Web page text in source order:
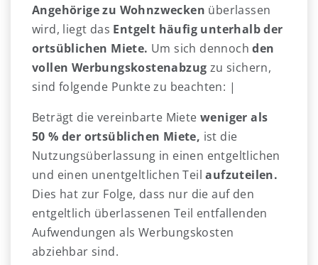
Angehörige zu Wohnzwecken überlassen
wird, liegt das Entgelt häufig unterhalb der
ortsüblichen Miete. Um sich dennochden
vollen Werbungskostenabzug zu sichern,
sind folgende Punkte zu beachten: |
Beträgt die vereinbarte Miete weniger als
50 % der ortsüblichen Miete, ist die
Nutzungsüberlassung in einen entgeltlichen
und einen unentgeltlichen Teilaufzuteilen.
Dies hat zur Folge, dass nur die auf den
entgeltlich überlassenen Teil entfallenden
Aufwendungen als Werbungskosten
abziehbar sind.